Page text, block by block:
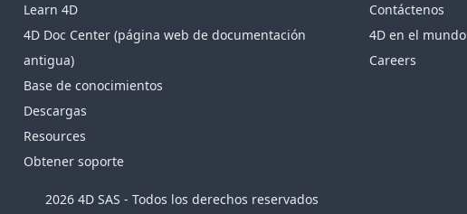
Learn 4D
4D Doc Center (página web de documentación
antigua)
Base de conocimientos
Descargas
Resources
Obtener soporte
Contáctenos
4D en el mundo
Careers
2026 4D SAS - Todos los derechos reservados